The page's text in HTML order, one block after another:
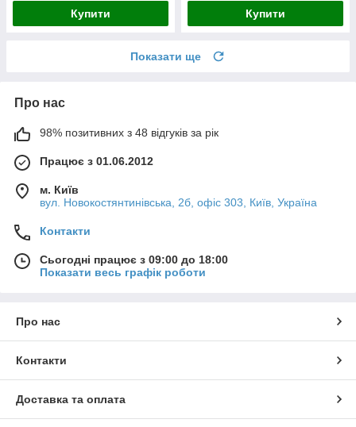
Купити Купити
Показати ще
Про нас
98% позитивних з 48 відгуків за рік
Працює з 01.06.2012
м. Київ
вул. Новокостянтинівська, 2б, офіс 303, Київ, Україна
Контакти
Сьогодні працює з 09:00 до 18:00
Показати весь графік роботи
Про нас
Контакти
Доставка та оплата